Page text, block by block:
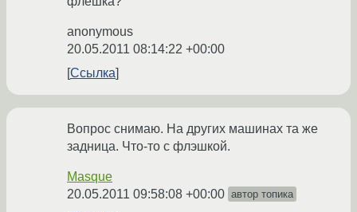
anonymous
20.05.2011 08:14:22 +00:00
Ссылка
Вопрос снимаю. На других машинах та же
задница. Что-то с флэшкой.
Masque
20.05.2011 09:58:08 +00:00 автор топика